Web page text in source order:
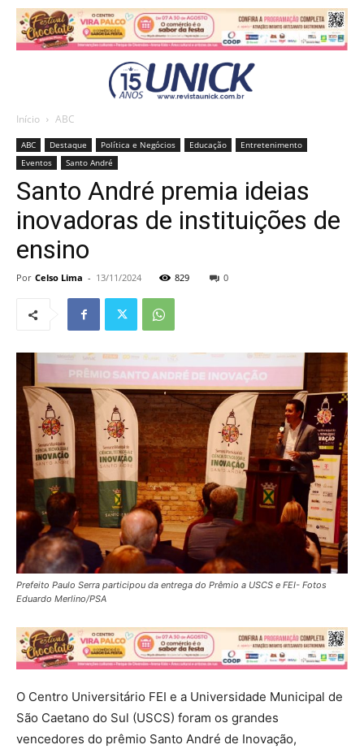
Início ABC
ABC Destaque Política e Negócios Educação
Entretenimento
Eventos
Santo André
Santo André premia ideias
inovadoras de instituições de
ensino
Por Celso Lima - 13/11/2024 829 0
Prefeito Paulo Serra participou da entrega do Prêmio a USCS e FEI- Fotos
Eduardo Merlino/PSA
O Centro Universitário FEI e a Universidade Municipal de
São Caetano do Sul (USCS) foram os grandes
vencedores do prêmio Santo André de Inovação,